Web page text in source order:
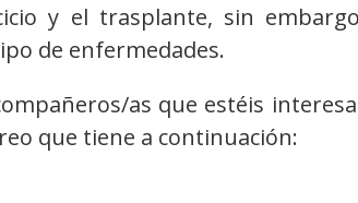
y el trasplante, sin
de enfermedades.
as que estéis
que tiene a continuación: